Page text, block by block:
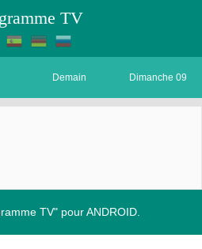
TV
Demain Dimanche 09
TV" pour ANDROID.